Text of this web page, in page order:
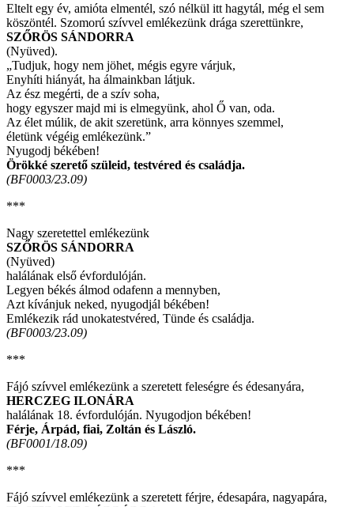
Eltelt egy év, amióta elmentél, szó nélkül itt hagytál, még el sem
köszöntél. Szomorú szívvel emlékezünk drága szerettünkre,
SZŐRÖS SÁNDORRA
(Nyüved).
„Tudjuk, hogy nem jöhet, mégis egyre várjuk,
Enyhíti hiányát, ha álmainkban látjuk.
Az ész megérti, de a szív soha,
hogy egyszer majd mi is elmegyünk, ahol Ő van, oda.
Az élet múlik, de akit szeretünk, arra könnyes szemmel,
életünk végéig emlékezünk.”
Nyugodj békében!
Örökké szerető szüleid, testvéred és családja.
(BF0003/23.09)
***
Nagy szeretettel emlékezünk
SZŐRÖS SÁNDORRA
(Nyüved)
halálának első évfordulóján.
Legyen békés álmod odafenn a mennyben,
Azt kívánjuk neked, nyugodjál békében!
Emlékezik rád unokatestvéred, Tünde és családja.
(BF0003/23.09)
***
Fájó szívvel emlékezünk a szeretett feleségre és édesanyára,
HERCZEG ILONÁRA
halálának 18. évfordulóján. Nyugodjon békében!
Férje, Árpád, fiai, Zoltán és László.
(BF0001/18.09)
***
Fájó szívvel emlékezünk a szeretett férjre, édesapára, nagyapára,